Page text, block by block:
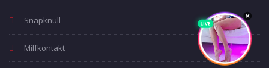
Snapknull
Milfkontakt